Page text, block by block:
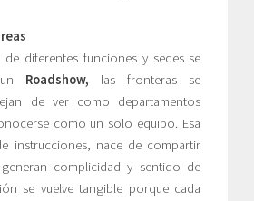
de diferentes funciones y sedes se
Roadshow, las fronteras se
de ver como departamentos
como un solo equipo. Esa
instrucciones, nace de compartir
complicidad y sentido de
se vuelve tangible porque cada